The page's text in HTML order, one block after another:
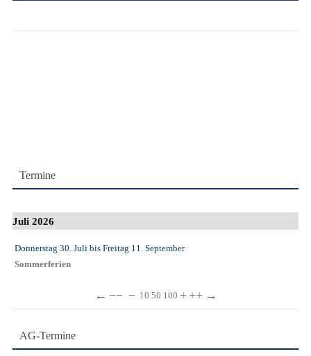
Termine
Juli 2026
Donnerstag 30. Juli bis Freitag 11. September
Sommerferien
← −− − 10 50 100 + ++ →
AG-Termine